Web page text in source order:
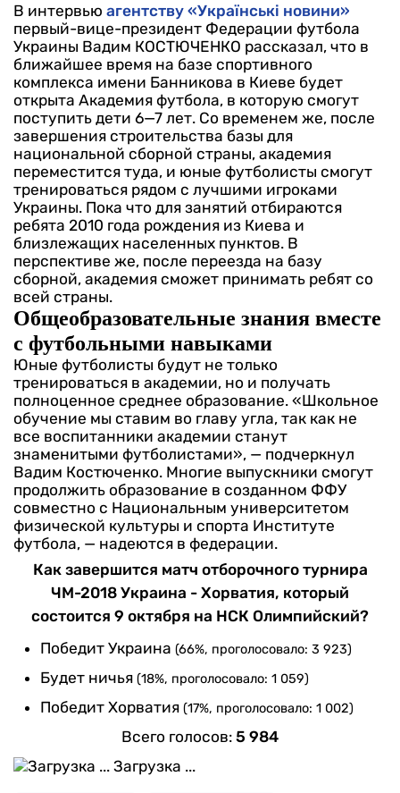
В интервью агентству «Українські новини»
первый-вице-президент Федерации футбола
Украины Вадим КОСТЮЧЕНКО рассказал, что в
ближайшее время на базе спортивного
комплекса имени Банникова в Киеве будет
открыта Академия футбола, в которую смогут
поступить дети 6—7 лет. Со временем же, после
завершения строительства базы для
национальной сборной страны, академия
переместится туда, и юные футболисты смогут
тренироваться рядом с лучшими игроками
Украины. Пока что для занятий отбираются
ребята 2010 года рождения из Киева и
близлежащих населенных пунктов. В
перспективе же, после переезда на базу
сборной, академия сможет принимать ребят со
всей страны.
Общеобразовательные знания вместе
с футбольными навыками
Юные футболисты будут не только
тренироваться в академии, но и получать
полноценное среднее образование. «Школьное
обучение мы ставим во главу угла, так как не
все воспитанники академии станут
знаменитыми футболистами», — подчеркнул
Вадим Костюченко. Многие выпускники смогут
продолжить образование в созданном ФФУ
совместно с Национальным университетом
физической культуры и спорта Институте
футбола, — надеются в федерации.
Как завершится матч отборочного турнира
ЧМ-2018 Украина - Хорватия, который
состоится 9 октября на НСК Олимпийский?
Победит Украина (66%, проголосовало: 3 923)
Будет ничья (18%, проголосовало: 1 059)
Победит Хорватия (17%, проголосовало: 1 002)
Всего голосов: 5 984
Загрузка ...